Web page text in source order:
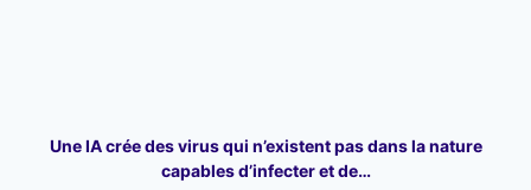
Une IA crée des virus qui n’existent pas dans la nature
capables d’infecter et de…